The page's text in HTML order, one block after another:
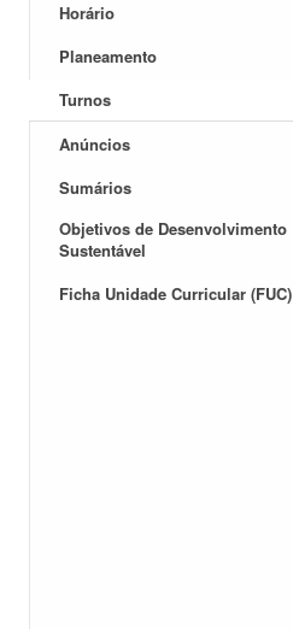
Horário
Planeamento
Turnos
Anúncios
Sumários
Objetivos de Desenvolvimento
Sustentável
Ficha Unidade Curricular (FUC)